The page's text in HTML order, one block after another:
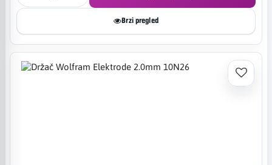
Brzi pregled